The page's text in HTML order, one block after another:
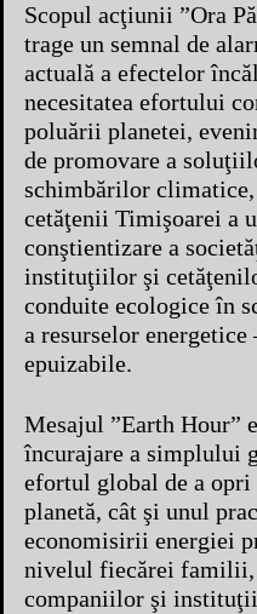
Scopul acţiunii ”Ora
trage un semnal de
actuală a efectelor
necesitatea efortului
poluării planetei,
de promovare a
schimbărilor
cetăţenii Timişoarei a
conştientizare a
instituţiilor şi
conduite ecologice în
a resurselor energetice
epuizabile.
Mesajul ”Earth Hour”
încurajare a simplului
efortul global de a
planetă, cât şi unul
economisirii energiei
nivelul fiecărei familii,
companiilor şi